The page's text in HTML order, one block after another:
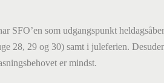
SFO’en som udgangspunkt
28, 29 og 30) samt i juleferien.
er mindst.